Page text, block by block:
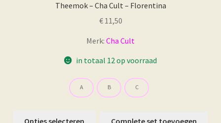
Theemok – Cha Cult – Florentina
€11,50
Merk: Cha Cult
in totaal 12 op voorraad
A B C
Opties selecteren Complete set toevoegen